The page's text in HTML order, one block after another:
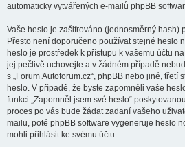
automaticky vytvářených e-mailů phpBB
Vaše heslo je zašifrováno (jednosměrný hash)
Přesto není doporučeno používat stejné heslo
heslo je prostředek k přístupu k vašemu účtu na
jej pečlivě uchovejte a v žádném případě
s „Forum.Autoforum.cz“, phpBB nebo jiné, třetí
heslo. V případě, že byste zapomněli vaše
funkci „Zapomněl jsem své heslo“
proces po vás bude žádat zadaní vašeho
mailu, poté phpBB software vygeneruje heslo
mohli přihlásit ke svému účtu.